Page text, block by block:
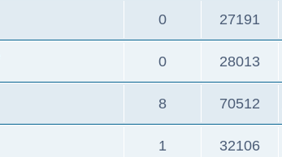
0 27191
0 28013
8 70512
1 32106